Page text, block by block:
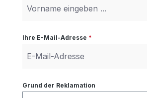
Ihre E-Mail-Adresse *
Grund der Reklamation